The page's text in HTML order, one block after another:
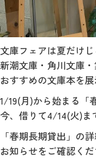
文庫フェアは夏だけじ
新潮文庫・角川文庫
おすすめの文庫本を
1/19(月)から始まる「
今、借りて4/14(火)ま
「春期長期貸出」の
お知らせをご確認くだ